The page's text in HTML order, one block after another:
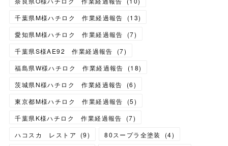
千葉県M様ハチロク 作業経過報告
(13)
愛知県M様ハチロク 作業経過報告
(7)
千葉県S様AE92 作業経過報告
(7)
福島県W様ハチロク 作業経過報告
(18)
茨城県N様ハチロク 作業経過報告
(6)
東京都M様ハチロク 作業経過報告
(5)
千葉県K様ハチロク 作業経過報告
(7)
ハコスカ レストア
(9) 80スープラ全塗装 (4)